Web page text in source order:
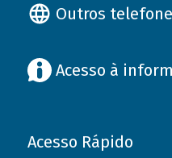
Outros
Acesso à
Acesso Rápido